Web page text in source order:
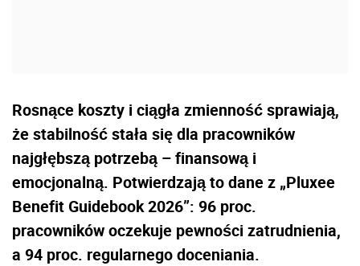
Rosnące koszty i ciągła zmienność sprawiają,
że stabilność stała się dla pracowników
najgłębszą potrzebą – finansową i
emocjonalną. Potwierdzają to dane z „Pluxee
Benefit Guidebook 2026”: 96 proc.
pracowników oczekuje pewności zatrudnienia,
a 94 proc. regularnego doceniania.